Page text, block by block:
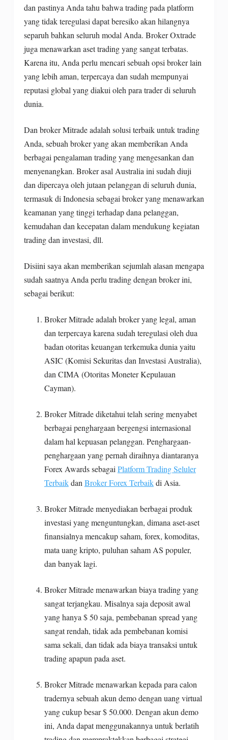
dan pastinya Anda tahu bahwa trading pada platform
yang tidak teregulasi dapat beresiko akan hilangnya
separuh bahkan seluruh modal Anda. Broker Oxtrade
juga menawarkan aset trading yang sangat terbatas.
Karena itu, Anda perlu mencari sebuah opsi broker lain
yang lebih aman, terpercaya dan sudah mempunyai
reputasi global yang diakui oleh para trader di seluruh
dunia.
Dan broker Mitrade adalah solusi terbaik untuk trading
Anda, sebuah broker yang akan memberikan Anda
berbagai pengalaman trading yang mengesankan dan
menyenangkan. Broker asal Australia ini sudah diuji
dan dipercaya oleh jutaan pelanggan di seluruh dunia,
termasuk di Indonesia sebagai broker yang menawarkan
keamanan yang tinggi terhadap dana pelanggan,
kemudahan dan kecepatan dalam mendukung kegiatan
trading dan investasi, dll.
Disiini saya akan memberikan sejumlah alasan mengapa
sudah saatnya Anda perlu trading dengan broker ini,
sebagai berikut:
Broker Mitrade adalah broker yang legal, aman
dan terpercaya karena sudah teregulasi oleh dua
badan otoritas keuangan terkemuka dunia yaitu
ASIC (Komisi Sekuritas dan Investasi Australia),
dan CIMA (Otoritas Moneter Kepulauan
Cayman).
Broker Mitrade diketahui telah sering menyabet
berbagai penghargaan bergengsi internasional
dalam hal kepuasan pelanggan. Penghargaan-
penghargaan yang pernah diraihnya diantaranya
Forex Awards sebagai Platform Trading Seluler
Terbaikdan Broker Forex Terbaikdi Asia.
Broker Mitrade menyediakan berbagai produk
investasi yang menguntungkan, dimana aset-aset
finansialnya mencakup saham, forex, komoditas,
mata uang kripto, puluhan saham AS populer,
dan banyak lagi.
Broker Mitrade menawarkan biaya trading yang
sangat terjangkau. Misalnya saja deposit awal
yang hanya $ 50 saja, pembebanan spread yang
sangat rendah, tidak ada pembebanan komisi
sama sekali, dan tidak ada biaya transaksi untuk
trading apapun pada aset.
Broker Mitrade menawarkan kepada para calon
tradernya sebuah akun demo dengan uang virtual
yang cukup besar $ 50.000. Dengan akun demo
ini, Anda dapat menggunakannya untuk berlatih